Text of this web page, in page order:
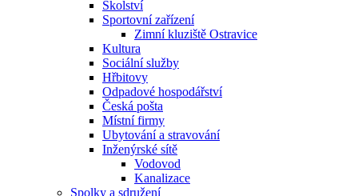
Školství
Sportovní zařízení
Zimní kluziště Ostravice
Kultura
Sociální služby
Hřbitovy
Odpadové hospodářství
Česká pošta
Místní firmy
Ubytování a stravování
Inženýrské sítě
Vodovod
Kanalizace
Spolky a sdružení